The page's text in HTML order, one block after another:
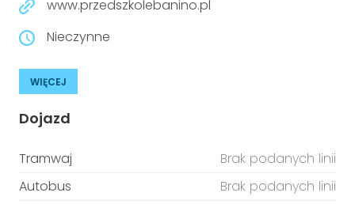
www.przedszkolebanino.pl
Nieczynne
WIĘCEJ
Dojazd
Tramwaj
Brak podanych linii
Autobus
Brak podanych linii